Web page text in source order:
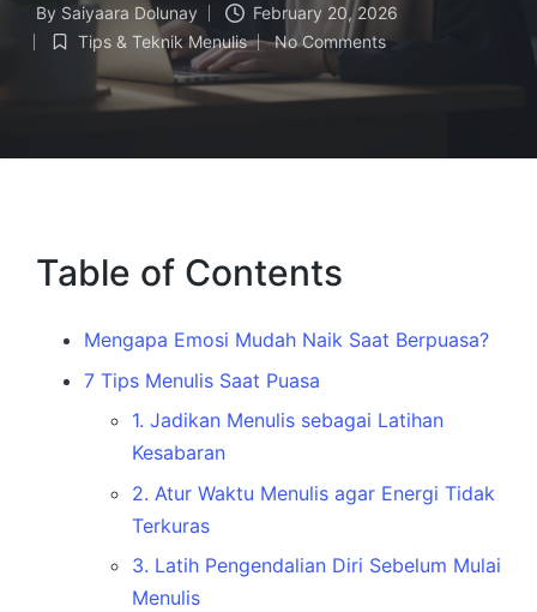
Posted
by
By Saiyaara Dolunay February 20, 2026
Posted
Tips & Teknik Menulis No Comments
Table of Contents
Mengapa Emosi Mudah Naik Saat Berpuasa?
7 Tips Menulis Saat Puasa
1. Jadikan Menulis sebagai Latihan
Kesabaran
2. Atur Waktu Menulis agar Energi Tidak
Terkuras
3. Latih Pengendalian Diri Sebelum Mulai
Menulis